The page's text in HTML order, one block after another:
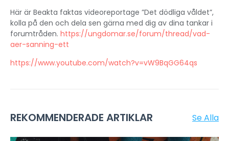
Här är Beakta faktas videoreportage ”Det dödliga våldet”,
kolla på den och dela sen gärna med dig av dina tankar i
forumtråden. https://ungdomar.se/forum/thread/vad-
aer-sanning-ett
https://www.youtube.com/watch?v=vW9BqGG64qs
REKOMMENDERADE ARTIKLAR Se Alla